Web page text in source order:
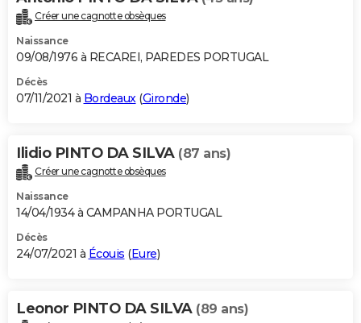
Créer une cagnotte obsèques
Naissance
09/08/1976 à RECAREI, PAREDES PORTUGAL
Décès
07/11/2021 à Bordeaux(Gironde)
Ilidio PINTO DA SILVA (87 ans)
Créer une cagnotte obsèques
Naissance
14/04/1934 à CAMPANHA PORTUGAL
Décès
24/07/2021 à Écouis (Eure)
Leonor PINTO DA SILVA (89 ans)